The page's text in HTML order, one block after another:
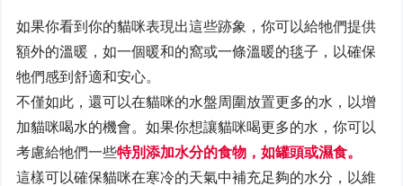
如果你看到你的貓咪表現出這些跡象，你可以給牠們提供
額外的溫暖，如一個暖和的窩或一條溫暖的毯子，以確保
牠們感到舒適和安心。
不僅如此，還可以在貓咪的水盤周圍放置更多的水，以增
加貓咪喝水的機會。如果你想讓貓咪喝更多的水，你可以
考慮給牠們一些特別添加水分的食物，如罐頭或濕食。
這樣可以確保貓咪在寒冷的天氣中補充足夠的水分，以維